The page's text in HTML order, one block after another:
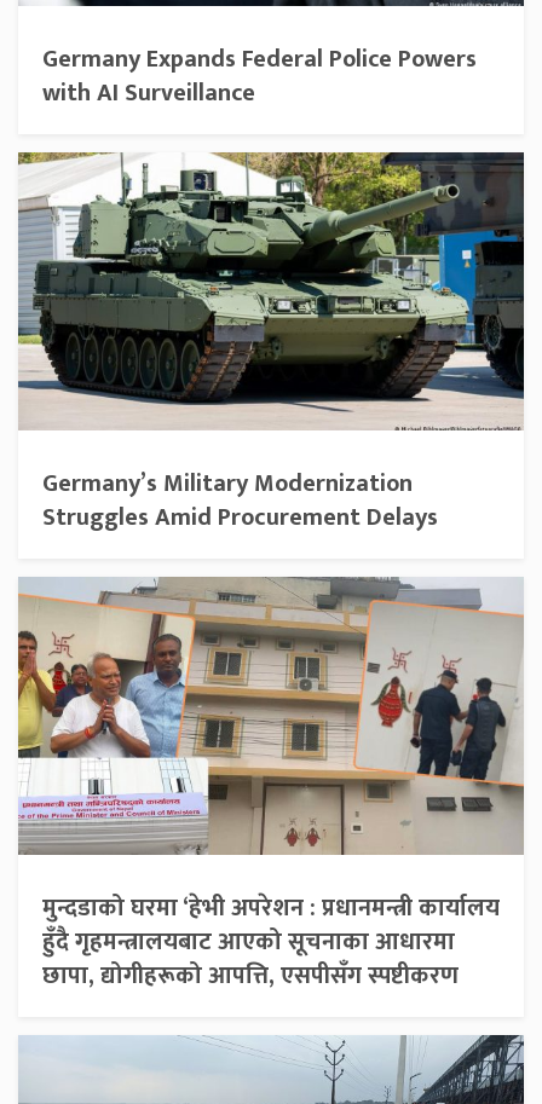
Germany Expands Federal Police Powers
with AI Surveillance
Germany’s Military Modernization
Struggles Amid Procurement Delays
मुन्दडाको घरमा ‘हेभी अपरेशन : प्रधानमन्त्री कार्यालय
हुँदै गृहमन्त्रालयबाट आएको सूचनाका आधारमा
छापा, द्योगीहरूको आपत्ति, एसपीसँग स्पष्टीकरण